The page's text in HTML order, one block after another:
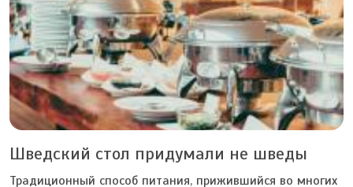
Шведский стол придумали не шведы
Традиционный способ питания, прижившийся во многих